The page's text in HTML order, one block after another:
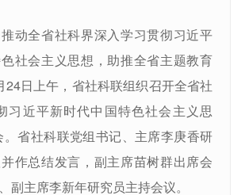
全省社科界深入学习贯彻习近平
社会主义思想，助推全省主题教育
24日上午，省社科联组织召开全省社
习近平新时代中国特色社会主义思
。省社科联党组书记、主席李庚香研
作总结发言，副主席苗树群出席会
副主席李新年研究员主持会议。